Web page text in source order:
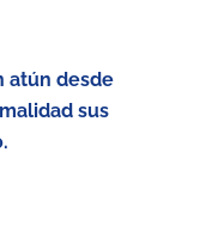
atún desde
sus